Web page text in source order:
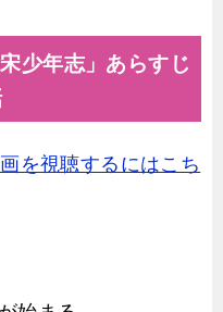
少年志」あらすじ
を視聴するにはこち